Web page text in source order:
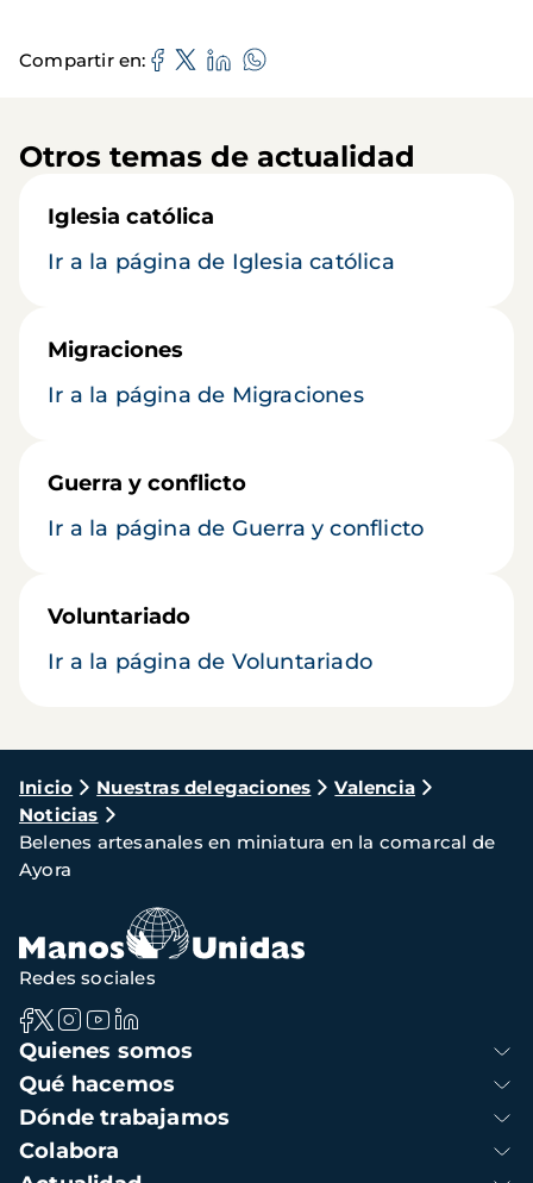
Compartir en
Otros temas de actualidad
Iglesia católica
Ir a la página de Iglesia católica
Migraciones
Ir a la página de Migraciones
Guerra y conflicto
Ir a la página de Guerra y conflicto
Voluntariado
Ir a la página de Voluntariado
Ruta
de
navegación
Inicio Nuestras delegaciones
Valencia
Noticias
Belenes artesanales en miniatura en la comarcal de
Ayora
Navegación
principal
Quienes somos
Qué hacemos
Dónde trabajamos
Colabora
Redes sociales